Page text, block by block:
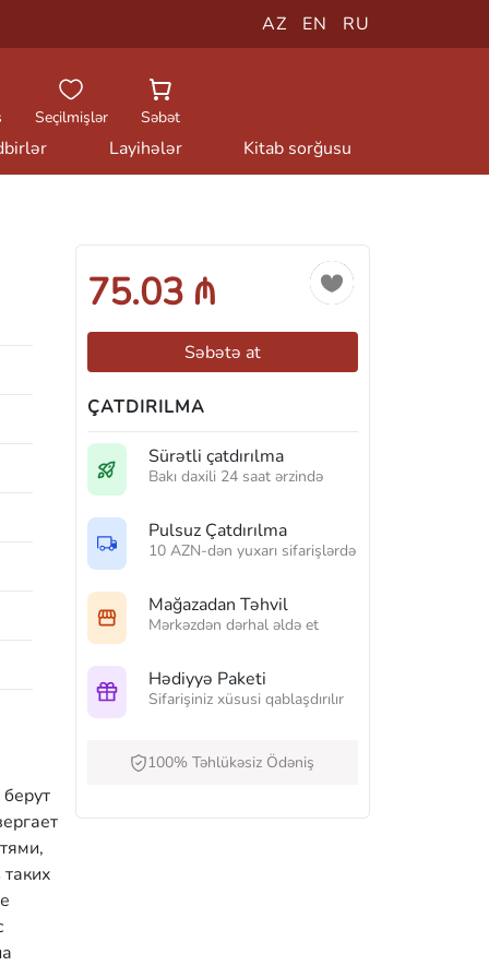
AZ EN RU
Seçilmişlər Səbət
Layihələr Kitab sorğusu
75.03 ₼
Səbətə at
ÇATDIRILMA
Sürətli çatdırılma
Bakı daxili 24 saat ərzində
Pulsuz Çatdırılma
10 AZN-dən yuxarı sifarişlərdə
Mağazadan Təhvil
Mərkəzdən dərhal əldə et
Hədiyyə Paketi
Sifarişiniz xüsusi qablaşdırılır
100% Təhlükəsiz Ödəniş